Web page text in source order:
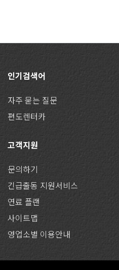
인기검색어
자주 묻는 질문
편도렌터카
고객지원
문의하기
긴급출동 지원서비스
연료 플랜
사이트맵
영업소별 이용안내